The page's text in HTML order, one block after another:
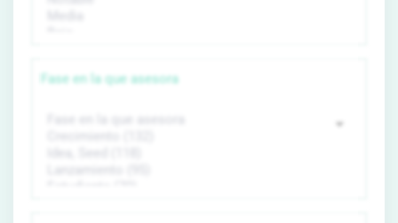
Fase en la que asesora